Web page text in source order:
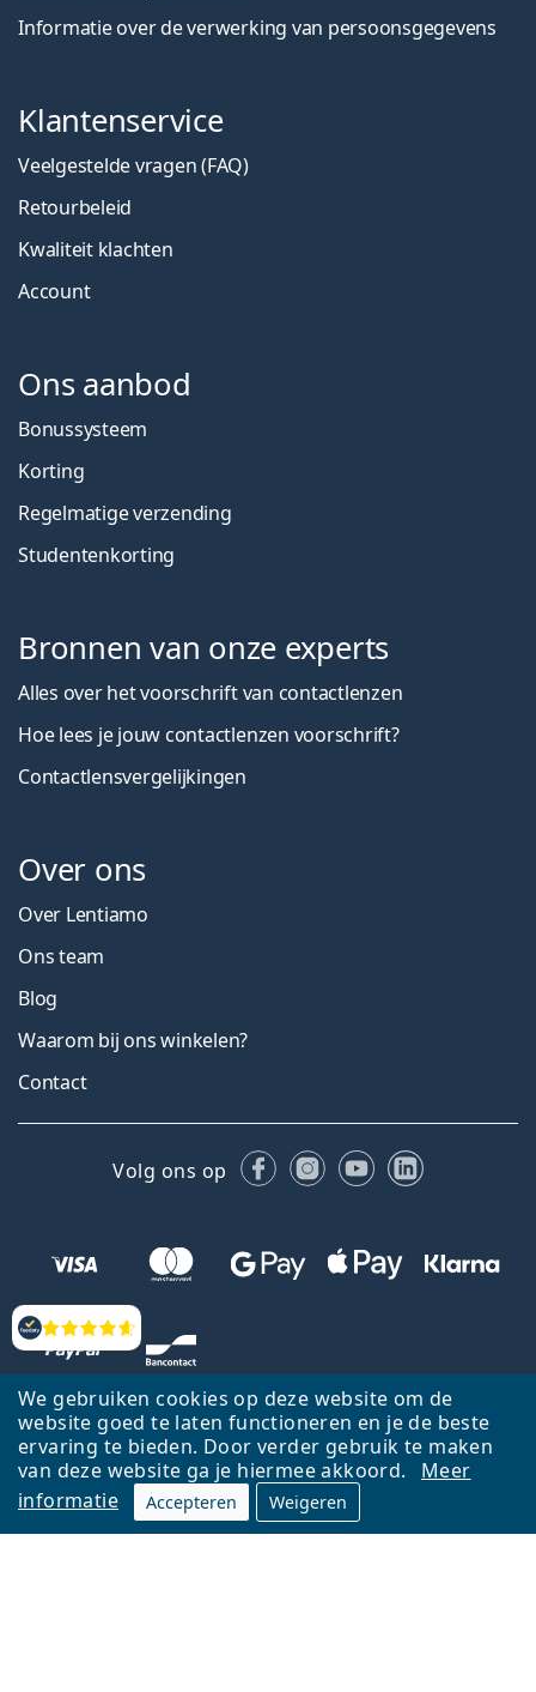
We gebruiken cookies op deze website om de
website goed te laten functioneren en je de beste
ervaring te bieden. Door verder gebruik te maken
van deze website ga je hiermee akkoord.
Meer
informatie
Accepteren Weigeren
Beoordelingen
Informatie over de verwerking van persoonsgegevens
Klantenservice
Veelgestelde vragen (FAQ)
Retourbeleid
Kwaliteit klachten
Account
Ons aanbod
Bonussysteem
Korting
Regelmatige verzending
Studentenkorting
Bronnen van onze experts
Alles over het voorschrift van contactlenzen
Hoe lees je jouw contactlenzen voorschrift?
Contactlensvergelijkingen
Over ons
Over Lentiamo
Ons team
Blog
Waarom bij ons winkelen?
Contact
Volg ons op FacebookInstagram
YouTubeLinkedIn
Terug naar de homepagina Ga omhoog